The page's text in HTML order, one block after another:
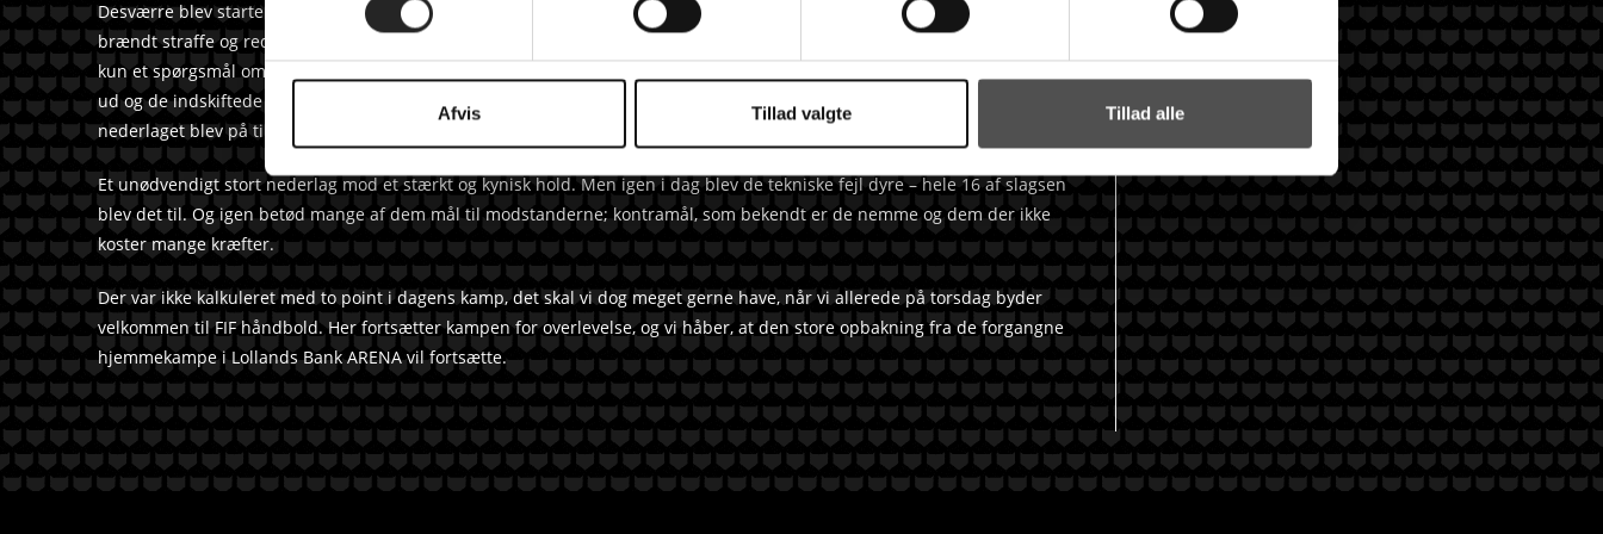
y
k
v
a
l
g
Afvis Tillad valgte Tillad alle
Desværre blev starten af anden halvleg også slutningen på spænding i kampen. De tekniske fejl fortsatte, der blev
brændt straffe og redningerne udeblev. 7-2 blev de første 10 minutter tabt og dermed var de sidste 20 minutters spil
kun et spørgsmål om sejrens størrelse. Cheftræner Klavs Bruun Jørgensen benyttede muligheden til at få skiftet en del
ud og de indskiftede spillere sluttede kampen fornuftigt af og vandt faktisk de sidste 20 minutter med et enkelt mål, så
nederlaget blev på ti mål 41-31.
Et unødvendigt stort nederlag mod et stærkt og kynisk hold. Men igen i dag blev de tekniske fejl dyre – hele 16 af slagsen
blev det til. Og igen betød mange af dem mål til modstanderne; kontramål, som bekendt er de nemme og dem der ikke
koster mange kræfter.
Der var ikke kalkuleret med to point i dagens kamp, det skal vi dog meget gerne have, når vi allerede på torsdag byder
velkommen til FIF håndbold. Her fortsætter kampen for overlevelse, og vi håber, at den store opbakning fra de forgangne
hjemmekampe i Lollands Bank ARENA vil fortsætte.